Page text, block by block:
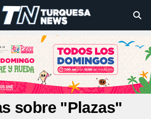
sobre "Plazas"